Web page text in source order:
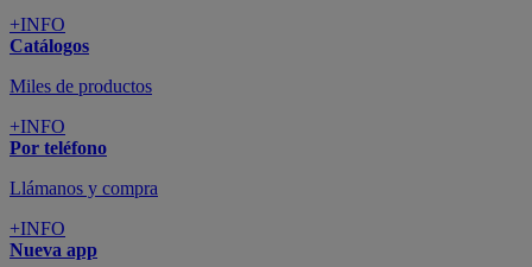
+INFO
Catálogos
Miles de productos
+INFO
Por teléfono
Llámanos y compra
+INFO
Nueva app